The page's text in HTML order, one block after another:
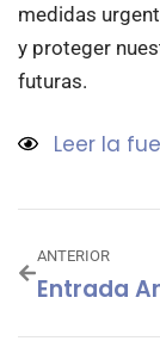
medidas
y proteger
futuras.
Leer la
ANTERIOR
Entrada